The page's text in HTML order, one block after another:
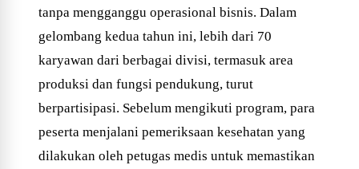
tanpa mengganggu operasional bisnis. Dalam
gelombang kedua tahun ini, lebih dari 70
karyawan dari berbagai divisi, termasuk area
produksi dan fungsi pendukung, turut
berpartisipasi. Sebelum mengikuti program, para
peserta menjalani pemeriksaan kesehatan yang
dilakukan oleh petugas medis untuk memastikan